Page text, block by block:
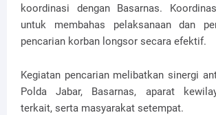
koordinasi dengan Basarnas.
untuk membahas pelaksanaan dan
pencarian korban longsor secara efektif.
Kegiatan pencarian melibatkan sinergi
Polda Jabar, Basarnas, aparat
terkait, serta masyarakat setempat.